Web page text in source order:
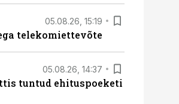
05.08.26, 15:19
telekomiettevõte
05.08.26, 14:37
tuntud ehituspoeketi